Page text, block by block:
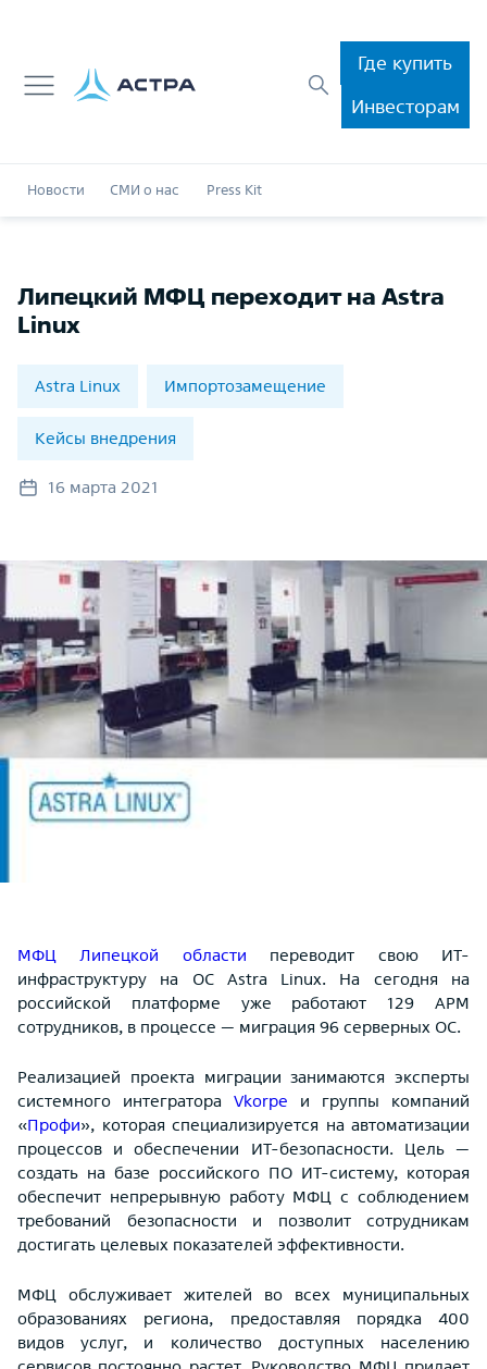
Где купить
Инвесторам
Новости СМИ о нас Press Kit
Липецкий МФЦ переходит на Astra
Linux
Astra Linux Импортозамещение
Кейсы внедрения
16 марта 2021
МФЦ Липецкой области переводит свою ИТ-
инфраструктуру на ОС Astra Linux. На сегодня на
российской платформе уже работают 129 АРМ
сотрудников, в процессе — миграция 96 серверных ОС.
Реализацией проекта миграции занимаются эксперты
системного интегратора Vkorpe и группы компаний
«Профи», которая специализируется на автоматизации
процессов и обеспечении ИТ-безопасности. Цель —
создать на базе российского ПО ИТ-систему, которая
обеспечит непрерывную работу МФЦ с соблюдением
требований безопасности и позволит сотрудникам
достигать целевых показателей эффективности.
МФЦ обслуживает жителей во всех муниципальных
образованиях региона, предоставляя порядка 400
видов услуг, и количество доступных населению